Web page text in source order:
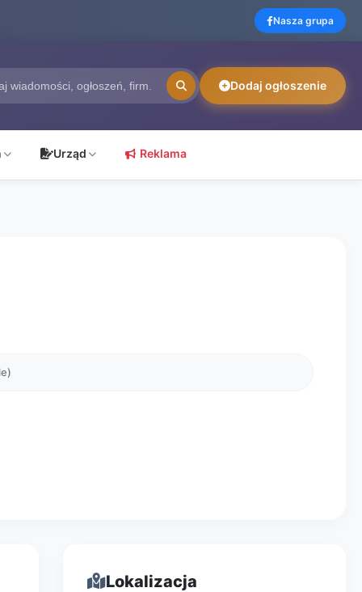
Nasza grupa
Dodaj ogłoszenie
Urząd Reklama
Lokalizacja